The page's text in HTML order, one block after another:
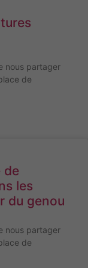
nous partager
de
de
les
du genou
nous partager
de